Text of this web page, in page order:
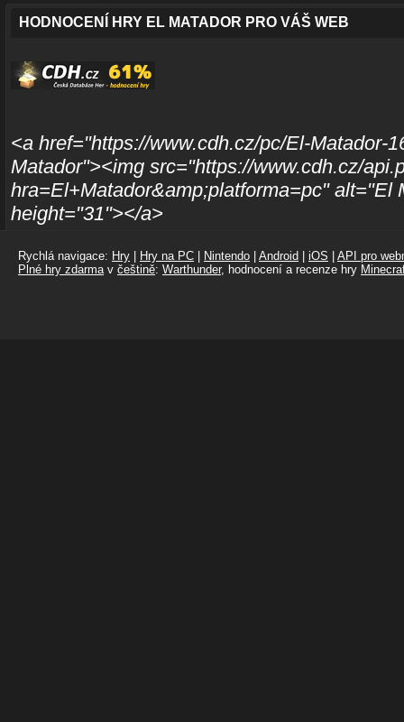
HODNOCENÍ HRY EL MATADOR PRO VÁŠ WEB
<a href="https://www.cdh.cz/pc/El-Matador-
Matador"><img src="https://www.cdh.cz/
hra=El+Matador&amp;platforma=pc" alt="El
height="31"></a>
Rychlá navigace: Hry Hry na PC Nintendo Android iOS
API pro
Plné hry zdarmav češtině: Warthunder, hodnocení a recenze hry